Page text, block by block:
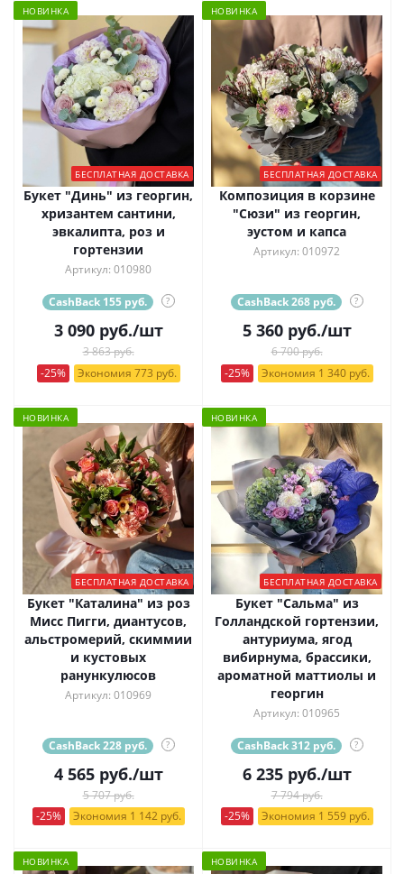
НОВИНКА
БЕСПЛАТНАЯ ДОСТАВКА
Букет "Динь" из георгин,
хризантем сантини,
эвкалипта, роз и
гортензии
Артикул: 010980
CashBack 155 руб. ?
3 090руб./шт
3 863 руб.
-25%
Экономия 773 руб.
НОВИНКА
БЕСПЛАТНАЯ ДОСТАВКА
Композиция в корзине
"Сюзи" из георгин,
эустом и капса
Артикул: 010972
CashBack 268 руб. ?
5 360руб./шт
6 700 руб.
-25%
Экономия 1 340 руб.
НОВИНКА
БЕСПЛАТНАЯ ДОСТАВКА
Букет "Каталина" из роз
Мисс Пигги, диантусов,
альстромерий, скиммии
и кустовых
ранункулюсов
Артикул: 010969
CashBack 228 руб. ?
4 565руб./шт
5 707 руб.
-25%
Экономия 1 142 руб.
НОВИНКА
БЕСПЛАТНАЯ ДОСТАВКА
Букет "Сальма" из
Голландской гортензии,
антуриума, ягод
вибирнума, брассики,
ароматной маттиолы и
георгин
Артикул: 010965
CashBack 312 руб. ?
6 235руб./шт
7 794 руб.
-25%
Экономия 1 559 руб.
НОВИНКА НОВИНКА